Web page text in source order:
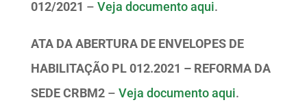
012/2021 – Veja documento aqui.
ATA DA ABERTURA DE ENVELOPES DE
HABILITAÇÃO PL 012.2021 – REFORMA DA
SEDE CRBM2– Veja documento aqui.